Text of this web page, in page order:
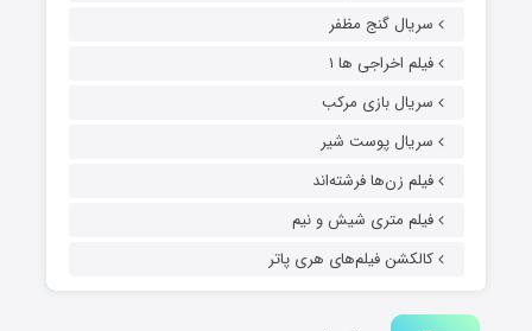
سریال گنج مظفر
فیلم اخراجی ها ۱
سریال بازی مرکب
سریال پوست شیر
فیلم زن‌ها فرشته‌اند
فیلم متری شیش و نیم
کالکشن فیلم‌های هری پاتر